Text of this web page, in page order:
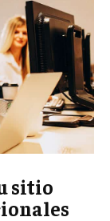
sitio